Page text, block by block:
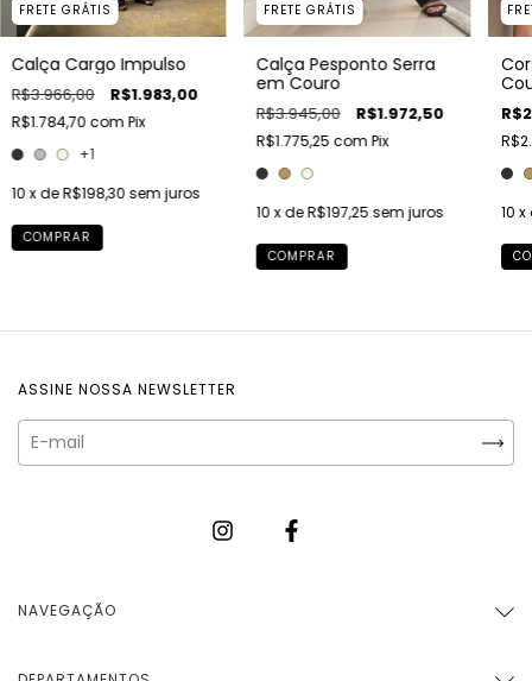
FRETE GRÁTIS
Calça Cargo Impulso
R$3.966,00 R$1.983,00
R$1.784,70 com Pix
+1
10 x deR$198,30 sem juros
COMPRAR
FRETE GRÁTIS
Calça Pesponto Serra
em Couro
R$3.945,00 R$1.972,50
R$1.775,25 com Pix
10 x deR$197,25 sem juros
COMPRAR
10 x
ASSINE NOSSA NEWSLETTER
NAVEGAÇÃO